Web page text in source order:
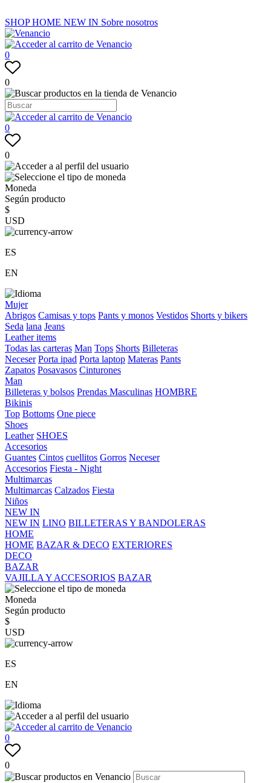
SHOPHOME NEW IN Sobre nosotros
0
0
0
0
Moneda
Según producto
$
USD
ES
EN
Mujer
Abrigos Camisas y tops Pants y monos Vestidos Shorts y bikers
Seda lana Jeans
Leather items
Todas las carteras Man Tops Shorts Billeteras
Neceser Porta ipad Porta laptop Materas Pants
Zapatos Posavasos Cinturones
Man
Billeteras y bolsos Prendas Masculinas HOMBRE
Bikinis
Top Bottoms One piece
Shoes
Leather SHOES
Accesorios
Guantes Cintos cuellitos Gorros Neceser
Accesorios Fiesta - Night
Multimarcas
Multimarcas Calzados Fiesta
Niños
NEW IN
NEW IN LINO BILLETERAS Y BANDOLERAS
HOME
HOME BAZAR & DECO EXTERIORES
DECO
BAZAR
VAJILLA Y ACCESORIOS BAZAR
Moneda
Según producto
$
USD
ES
EN
0
0